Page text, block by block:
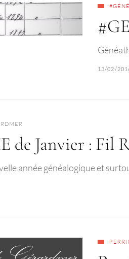
13/02/
de Janvier : Fil
année généalogique et